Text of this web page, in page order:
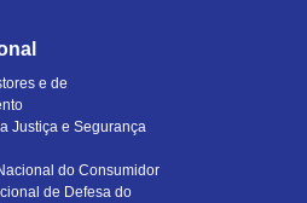
e de
Justiça e Segurança
do Consumidor
de Defesa do